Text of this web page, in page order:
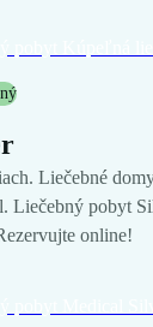
Liečebné
Liečebný pobyt
online!